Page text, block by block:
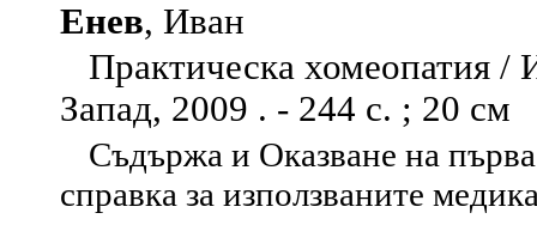
Енев, Иван
Практическа хомеопатия
Запад, 2009 . - 244 с. ; 20 см
Съдържа и Оказване на
справка за използваните